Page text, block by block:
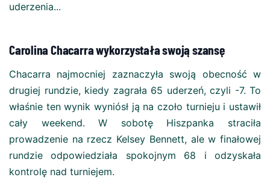
uderzenia...
Carolina Chacarra wykorzystała swoją szansę
Chacarra najmocniej zaznaczyła swoją obecność w
drugiej rundzie, kiedy zagrała 65 uderzeń, czyli -7. To
właśnie ten wynik wyniósł ją na czoło turnieju i ustawił
cały weekend. W sobotę Hiszpanka straciła
prowadzenie na rzecz Kelsey Bennett, ale w finałowej
rundzie odpowiedziała spokojnym 68 i odzyskała
kontrolę nad turniejem.